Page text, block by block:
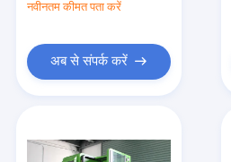
नवीनतम कीमत पता करें
अब से संपर्क करें